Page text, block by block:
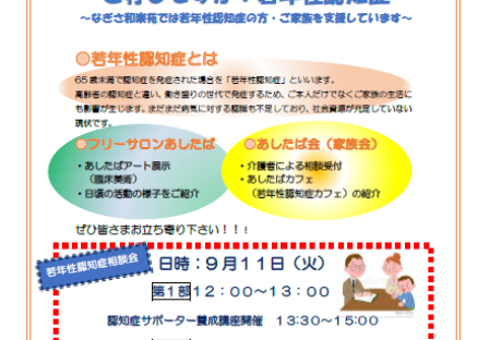
採用情報
ボランティアしてみませんか
相談窓口一覧
利用対象者一覧